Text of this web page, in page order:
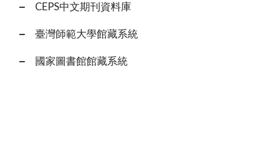
CEPS中文期刊資料庫
臺灣師範大學館藏系統
國家圖書館館藏系統